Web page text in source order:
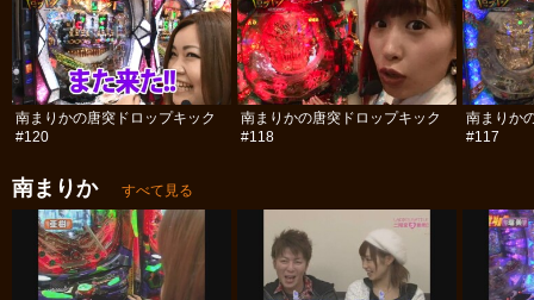
南まりかの唐突ドロップキック
#120
南まりかの唐突ドロップキック
#118
南まりか
#117
南まりか すべて見る